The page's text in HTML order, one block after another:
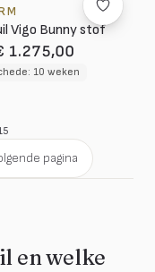
Vigo Bunny stof
1.275,00
10 weken
pagina
en welke